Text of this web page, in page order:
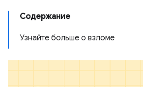
Содержание
Узнайте больше о взломе